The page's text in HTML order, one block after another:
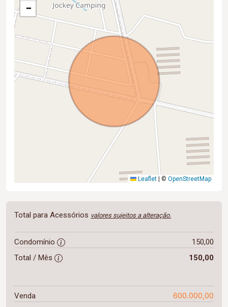
−
Leaflet © OpenStreetMap
Total para Acessórios valores sujeitos a alteração.
Condomínio
150,00
Total / Mês
150,00
Venda 600.000,00